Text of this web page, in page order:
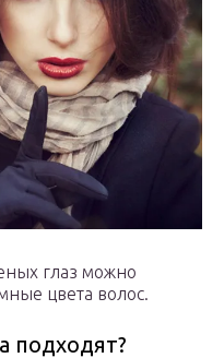
глаз можно
цвета волос.
подходят?